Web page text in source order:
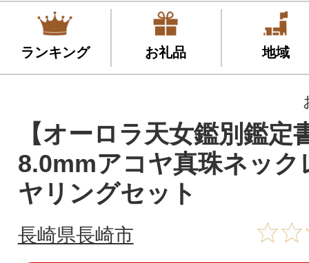
ランキング お礼品 地域
【オーロラ天女鑑別鑑定
8.0mmアコヤ真珠ネック
ヤリングセット
長崎県長崎市